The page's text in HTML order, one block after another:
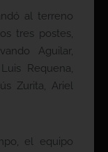
al terreno
tres postes,
Aguilar,
Requena,
Zurita, Ariel
el equipo